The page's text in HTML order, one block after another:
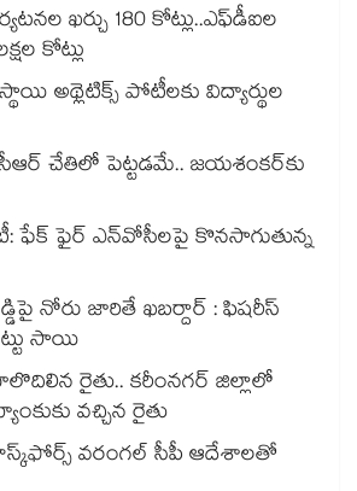
ఖర్చు 180 కోట్లు..ఎఫ్‌‌‌‌‌‌‌‌డీఐల
కోట్లు
అథ్లెటిక్స్ పోటీలకు విద్యార్థుల
చేతిలో పెట్టడమే.. జయశంకర్‌‌కు
ఫైర్ ఎన్‌వోసీలపై కొనసాగుతున్న
నోరు జారితే ఖబర్దార్ : ఫిషరీస్
సాయి
రైతు.. కరీంనగర్ జిల్లాలో
వచ్చిన రైతు
వరంగల్‌‌‌‌‌‌‌‌‌‌‌‌‌‌‌‌‌‌‌‌‌‌‌‌‌‌‌‌‌‌‌‌ సీపీ ఆదేశాలతో